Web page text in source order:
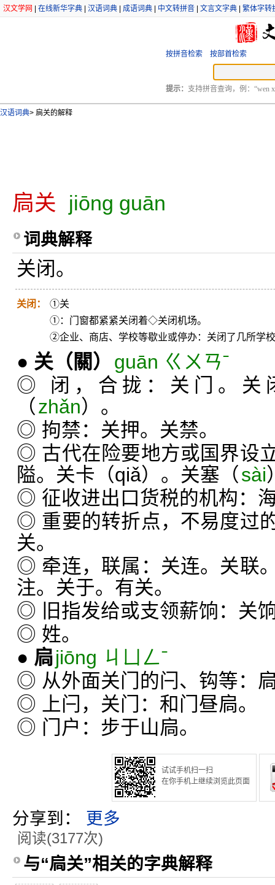
汉文学网 在线新华字典 汉语词典 成语词典 中文转拼音 文言文字典 繁体字转
按拼音检索 按部首检索
提示： 支持拼音查询，例：“wen
汉语词典> 扃关的解释
扃关 jiōng guān
词典解释
关闭。
关闭：
①关
①：门窗都紧紧关闭着◇关闭机场。
②企业、商店、学校等歇业或停办：关闭了几所学
● 关 （關）
guān ㄍㄨㄢˉ
◎ 闭，合拢：关门。关
（zhǎn）。
◎ 拘禁：关押。关禁。
◎ 古代在险要地方或国界设
隘。关卡（qiǎ）。关塞（sài
◎ 征收进出口货税的机构：
◎ 重要的转折点，不易度过
关。
◎ 牵连，联属：关连。关联
注。关于。有关。
◎ 旧指发给或支领薪饷：关
◎ 姓。
● 扃jiōng ㄐㄩㄥˉ
◎ 从外面关门的闩、钩等：
◎ 上闩，关门：和门昼扃。
◎ 门户：步于山扃。
试试手机扫一扫
在你手机上继续浏览此页面
分享到： 更多
阅读(3177次)
与“扃关”相关的字典解释